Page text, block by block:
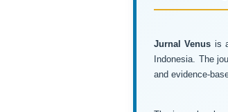
Jurnal Venus is
Indonesia. The
and evidence-